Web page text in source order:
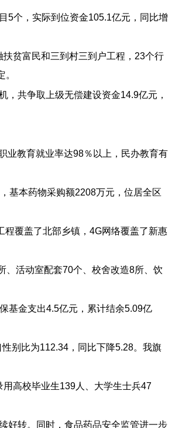
5个，实际到位资金105.1亿元，同比增
贫富民和三到村三到户工程，23个行
，共争取上级无偿建设资金14.9亿元，
业教育就业率达98％以上，民办教育有
基本药物采购额2208万元，位居全区
覆盖了北部乡镇，4G网络覆盖了新惠
、活动室配套70个、校舍改造8所、饮
基金支出4.5亿元，累计结余5.09亿
别比为112.34，同比下降5.28。我旗
高校毕业生139人、大学生士兵47
好转。同时，食品药品安全监管进一步